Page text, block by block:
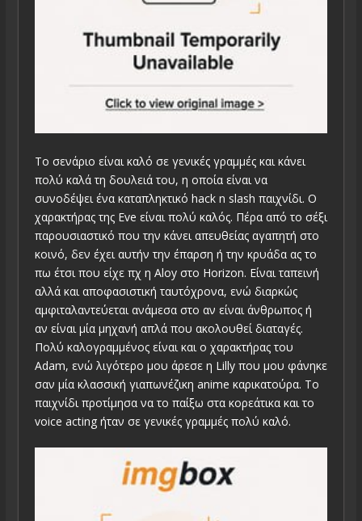
Το σενάριο είναι καλό σε γενικές γραμμές και κάνει
πολύ καλά τη δουλειά του, η οποία είναι να
συνοδέψει ένα καταπληκτικό hack n slash παιχνίδι. Ο
χαρακτήρας της Eve είναι πολύ καλός. Πέρα από το σέξι
παρουσιαστικό που την κάνει απευθείας αγαπητή στο
κοινό, δεν έχει αυτήν την έπαρση ή την κρυάδα ας το
πω έτσι που είχε πχ η Aloy στο Horizon. Είναι ταπεινή
αλλά και αποφασιστική ταυτόχρονα, ενώ διαρκώς
αμφιταλαντεύεται ανάμεσα στο αν είναι άνθρωπος ή
αν είναι μία μηχανή απλά που ακολουθεί διαταγές.
Πολύ καλογραμμένος είναι και ο χαρακτήρας του
Adam, ενώ λιγότερο μου άρεσε η Lilly που μου φάνηκε
σαν μία κλασσική γιαπωνέζικη anime καρικατούρα. Το
παιχνίδι προτίμησα να το παίξω στα κορεάτικα και το
voice acting ήταν σε γενικές γραμμές πολύ καλό.